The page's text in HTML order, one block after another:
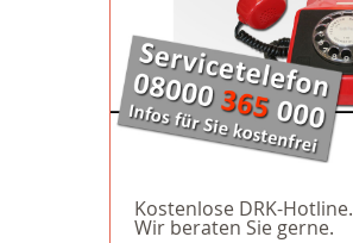
Kostenlose DRK-Hotline.
Wir beraten Sie gerne.